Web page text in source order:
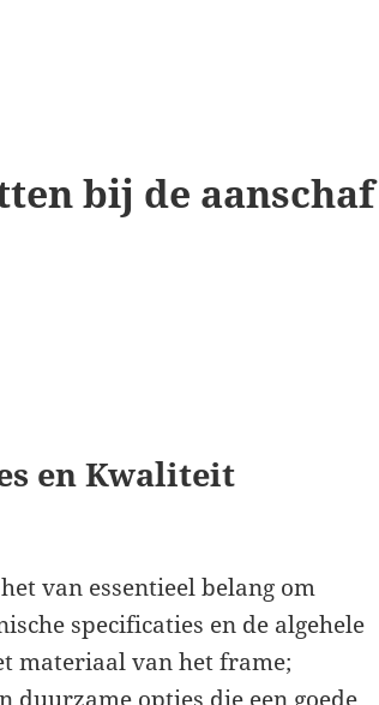
bij de aanschaf
en Kwaliteit
van essentieel belang om
specificaties en de algehele
materiaal van het frame;
opties die een goede